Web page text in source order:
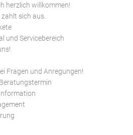
herzlich willkommen!
sich aus.
und Servicebereich
Fragen und Anregungen!